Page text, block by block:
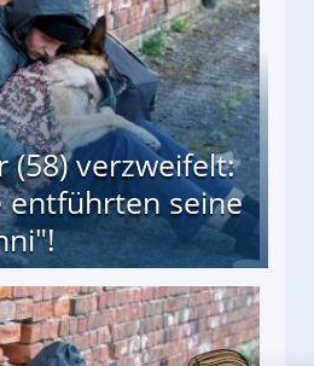
(58) verzweifelt:
entführten seine